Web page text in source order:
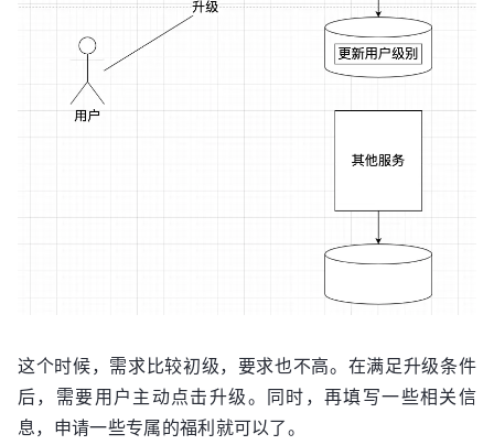
这个时候，需求比较初级，要求也不高。在满足升级条件
后，需要用户主动点击升级。同时，再填写一些相关信
息，申请一些专属的福利就可以了。